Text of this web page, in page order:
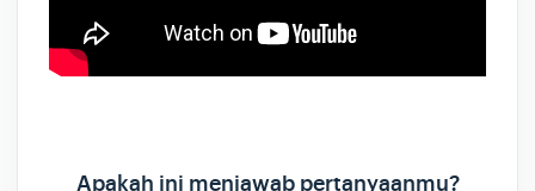
Apakah ini menjawab pertanyaanmu?